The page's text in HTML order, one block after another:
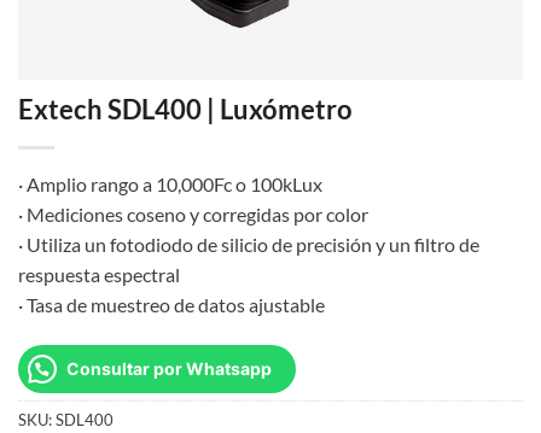
Extech SDL400 | Luxómetro
· Amplio rango a 10,000Fc o 100kLux
· Mediciones coseno y corregidas por color
· Utiliza un fotodiodo de silicio de precisión y un filtro de
respuesta espectral
· Tasa de muestreo de datos ajustable
Consultar por Whatsapp
SKU:SDL400